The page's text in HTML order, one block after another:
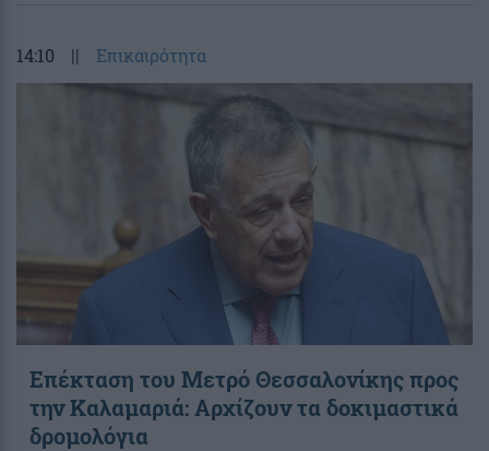
14:10 || Επικαιρότητα
Επέκταση του Μετρό Θεσσαλονίκης προς
την Καλαμαριά: Αρχίζουν τα δοκιμαστικά
δρομολόγια